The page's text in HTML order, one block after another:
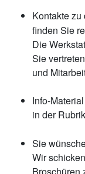
Kontakte zu
finden Sie
Die
Sie
und
Info-
in der Rubrik
Sie
Wir